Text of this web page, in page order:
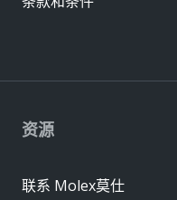
资源
联系 Molex莫仕